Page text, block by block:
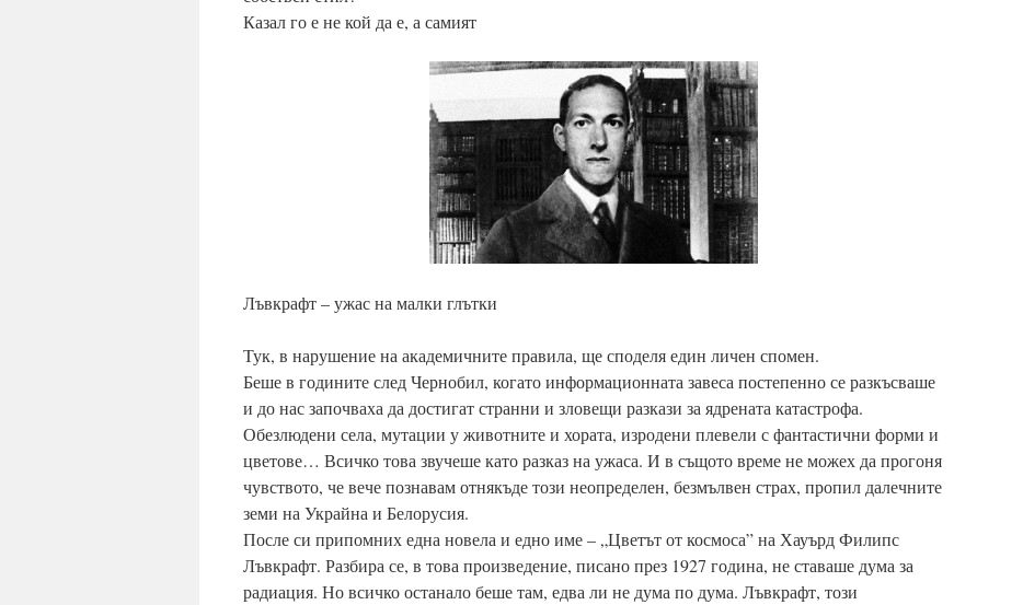
Казал го е не кой да е, а самият
Лъвкрафт – ужас на малки глътки
Тук, в нарушение на академичните правила, ще споделя един личен спомен.
Беше в годините след Чернобил, когато информационната завеса постепенно се разкъсваше
и до нас започваха да достигат странни и зловещи разкази за ядрената катастрофа.
Обезлюдени села, мутации у животните и хората, изродени плевели с фантастични форми и
цветове… Всичко това звучеше като разказ на ужаса. И в същото време не можех да прогоня
чувството, че вече познавам отнякъде този неопределен, безмълвен страх, пропил далечните
земи на Украйна и Белорусия.
После си припомних една новела и едно име – „Цветът от космоса” на Хауърд Филипс
Лъвкрафт. Разбира се, в това произведение, писано през 1927 година, не ставаше дума за
радиация. Но всичко останало беше там, едва ли не дума по дума. Лъвкрафт, този